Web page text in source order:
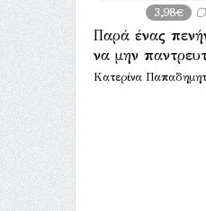
3,98€
Παρά ένας
να μην
Κατερίνα